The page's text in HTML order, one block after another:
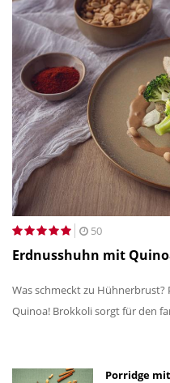
50
Erdnusshuhn mit
Was schmeckt zu Hühnerbrust?
Quinoa! Brokkoli sorgt für den
Porridge